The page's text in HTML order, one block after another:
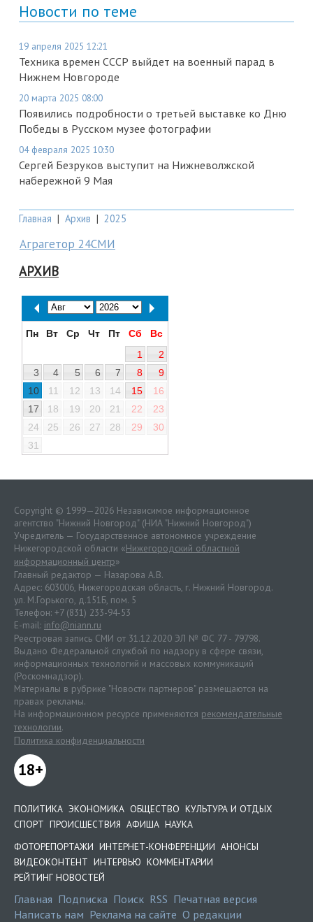
Новости по теме
19 апреля 2025 12:21
Техника времен СССР выйдет на военный парад в
Нижнем Новгороде
20 марта 2025 08:00
Появились подробности о третьей выставке ко Дню
Победы в Русском музее фотографии
04 февраля 2025 10:30
Сергей Безруков выступит на Нижневолжской
набережной 9 Мая
Главная | Архив | 2025
Аграгетор 24СМИ
АРХИВ
Пн Вт Ср Чт Пт Сб
Вс
1
2
3
4 5 6 7 8
9
10
11 12 13 14 15
16
17
18 19 20 21 22
23
24
25 26 27 28 29
30
31
Copyright © 1999—2026 Независимое информационное
агентство "Нижний Новгород" (НИА "Нижний Новгород")
Учредитель — Государственное автономное учреждение
Нижегородской области «Нижегородский областной
информационный центр»
Главный редактор — Назарова А.В.
Адрес: 603006, Нижегородская область, г. Нижний Новгород.
ул. М.Горького, д.151Б, пом. 5
Телефон: +7 (831) 233-94-53
E-mail: info@niann.ru
Реестровая запись СМИ от 31.12.2020 ЭЛ № ФС 77 - 79798.
Выдано Федеральной службой по надзору в сфере связи,
информационных технологий и массовых коммуникаций
(Роскомнадзор).
Материалы в рубрике "Новости партнеров" размещаются на
правах рекламы.
На информационном ресурсе применяются рекомендательные
технологии.
Политика конфиденциальности
18+
ПОЛИТИКА ЭКОНОМИКА ОБЩЕСТВО КУЛЬТУРА И ОТДЫХ
СПОРТ ПРОИСШЕСТВИЯ АФИША НАУКА
ФОТОРЕПОРТАЖИ ИНТЕРНЕТ-КОНФЕРЕНЦИИ АНОНСЫ
ВИДЕОКОНТЕНТ ИНТЕРВЬЮ КОММЕНТАРИИ
РЕЙТИНГ НОВОСТЕЙ
Главная Подписка Поиск RSS Печатная версия
Написать нам Реклама на сайте О редакции